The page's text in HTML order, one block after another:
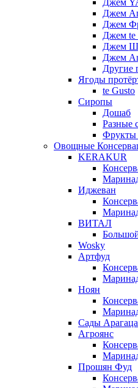
Джем
Джем
Джем
Джем te
Джем
Джем
Другие
Ягоды
te Gusto
Сиропы
Дошаб
Разные
Фрукты
Овощные
KERAKUR
Иджеван
ВИТАЛ
Wosky
Артфуд
Ноян
Сады Арагаца
Агроянс
Прошян Фуд